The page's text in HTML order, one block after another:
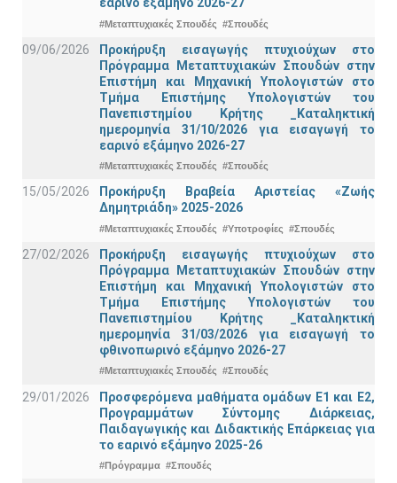
#Μεταπτυχιακές Σπουδές #Σπουδές
09/06/2026
Προκήρυξη εισαγωγής πτυχιούχων στo
Πρόγραμμα Μεταπτυχιακών Σπουδών στην
Επιστήμη και Μηχανική Υπολογιστών στο
Τμήμα Eπιστήμης Υπολογιστών του
Πανεπιστημίου Κρήτης _Καταληκτική
ημερομηνία 31/10/2026 για εισαγωγή το
εαρινό εξάμηνο 2026-27
#Μεταπτυχιακές Σπουδές #Σπουδές
15/05/2026
Προκήρυξη Βραβεία Αριστείας «Ζωής
Δημητριάδη» 2025-2026
#Μεταπτυχιακές Σπουδές #Υποτροφίες #Σπουδές
27/02/2026
Προκήρυξη εισαγωγής πτυχιούχων στo
Πρόγραμμα Μεταπτυχιακών Σπουδών στην
Επιστήμη και Μηχανική Υπολογιστών στο
Τμήμα Eπιστήμης Υπολογιστών του
Πανεπιστημίου Κρήτης _Καταληκτική
ημερομηνία 31/03/2026 για εισαγωγή το
φθινοπωρινό εξάμηνο 2026-27
#Μεταπτυχιακές Σπουδές #Σπουδές
29/01/2026
Προσφερόμενα μαθήματα ομάδων Ε1 και Ε2,
Προγραμμάτων Σύντομης Διάρκειας,
Παιδαγωγικής και Διδακτικής Επάρκειας για
το εαρινό εξάμηνο 2025-26
#Πρόγραμμα #Σπουδές